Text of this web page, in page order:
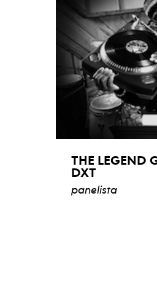
THE LEGEND
DXT
panelista